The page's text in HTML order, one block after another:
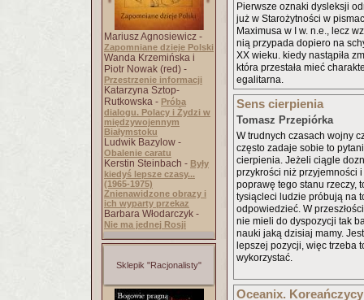
Mariusz Agnosiewicz -
Zapomniane dzieje Polski
Wanda Krzemińska i
Piotr Nowak (red) -
Przestrzenie informacji
Katarzyna Sztop-
Rutkowska - Próba
dialogu. Polacy i Żydzi w
międzywojennym
Białymstoku
Ludwik Bazylow -
Obalenie caratu
Kerstin Steinbach - Były
kiedyś lepsze czasy...
(1965-1975)
Znienawidzone obrazy i
ich wyparty przekaz
Barbara Włodarczyk -
Nie ma jednej Rosji
Sklepik "Racjonalisty"
Pierwsze oznaki dysleksji
już w Starożytności w
Maximusa w I w. n.e., lecz
nią przypada dopiero na
XX wieku. kiedy nastąpiła
która przestała mieć
egalitarna.
Sens cierpienia
Tomasz Przepiórka
W trudnych czasach wojny
często zadaje sobie to
cierpienia. Jeżeli ciągle
przykrości niż przyjemności
poprawę tego stanu rzeczy,
tysiącleci ludzie próbują na
odpowiedzieć. W
nie mieli do dyspozycji tak
nauki jaką dzisiaj mamy.
lepszej pozycji, więc trzeba
wykorzystać.
Oceanix. Koreańczycy